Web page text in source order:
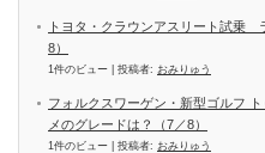
トヨタ・クラウンアスリート試乗
8）
1件のビュー 投稿者: おみりゅう
フォルクスワーゲン・新型ゴルフ
メのグレードは？（7／8）
1件のビュー 投稿者: おみりゅう